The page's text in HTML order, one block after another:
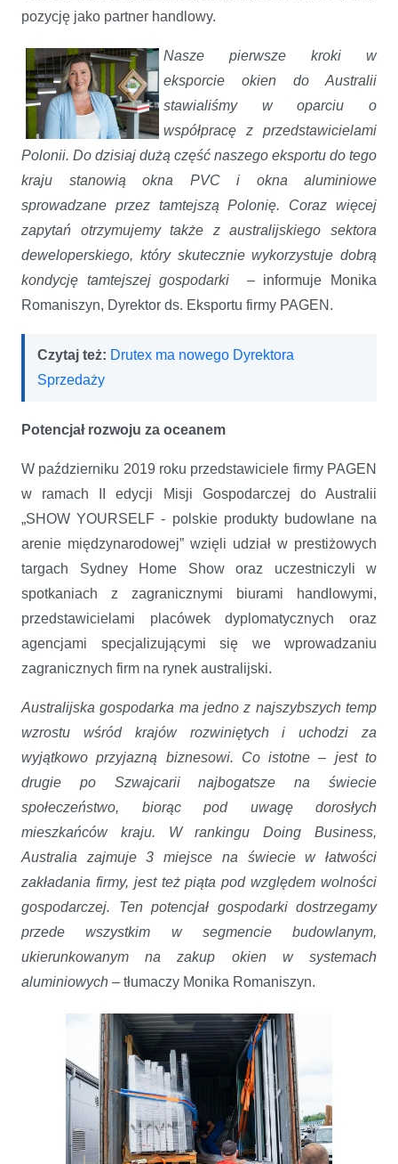
pozycję jako partner handlowy.
Nasze pierwsze kroki w
eksporcie okien do Australii
stawialiśmy w oparciu o
współpracę z przedstawicielami
Polonii. Do dzisiaj dużą część naszego eksportu do tego
kraju stanowią okna PVC i okna aluminiowe
sprowadzane przez tamtejszą Polonię. Coraz więcej
zapytań otrzymujemy także z australijskiego sektora
deweloperskiego, który skutecznie wykorzystuje dobrą
kondycję tamtejszej gospodarki – informuje Monika
Romaniszyn, Dyrektor ds. Eksportu firmy PAGEN.
Czytaj też: Drutex ma nowego Dyrektora
Sprzedaży
Potencjał rozwoju za oceanem
W październiku 2019 roku przedstawiciele firmy PAGEN
w ramach II edycji Misji Gospodarczej do Australii
„SHOW YOURSELF - polskie produkty budowlane na
arenie międzynarodowej” wzięli udział w prestiżowych
targach Sydney Home Show oraz uczestniczyli w
spotkaniach z zagranicznymi biurami handlowymi,
przedstawicielami placówek dyplomatycznych oraz
agencjami specjalizującymi się we wprowadzaniu
zagranicznych firm na rynek australijski.
Australijska gospodarka ma jedno z najszybszych temp
wzrostu wśród krajów rozwiniętych i uchodzi za
wyjątkowo przyjazną biznesowi. Co istotne – jest to
drugie po Szwajcarii najbogatsze na świecie
społeczeństwo, biorąc pod uwagę dorosłych
mieszkańców kraju. W rankingu Doing Business,
Australia zajmuje 3 miejsce na świecie w łatwości
zakładania firmy, jest też piąta pod względem wolności
gospodarczej. Ten potencjał gospodarki dostrzegamy
przede wszystkim w segmencie budowlanym,
ukierunkowanym na zakup okien w systemach
aluminiowych – tłumaczy Monika Romaniszyn.